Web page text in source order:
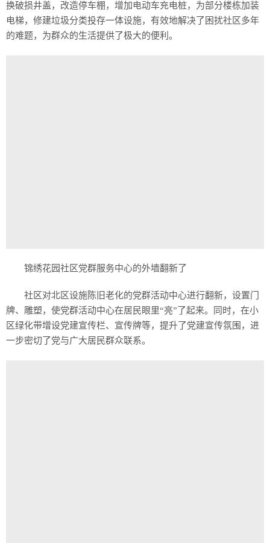
换破损井盖，改造停车棚，增加电动车充电桩，为部分楼栋加装
电梯，修建垃圾分类投存一体设施，有效地解决了困扰社区多年
的难题，为群众的生活提供了极大的便利。
锦绣花园社区党群服务中心的外墙翻新了
社区对北区设施陈旧老化的党群活动中心进行翻新，设置门
牌、雕塑，使党群活动中心在居民眼里“亮”了起来。同时，在小
区绿化带增设党建宣传栏、宣传牌等，提升了党建宣传氛围，进
一步密切了党与广大居民群众联系。